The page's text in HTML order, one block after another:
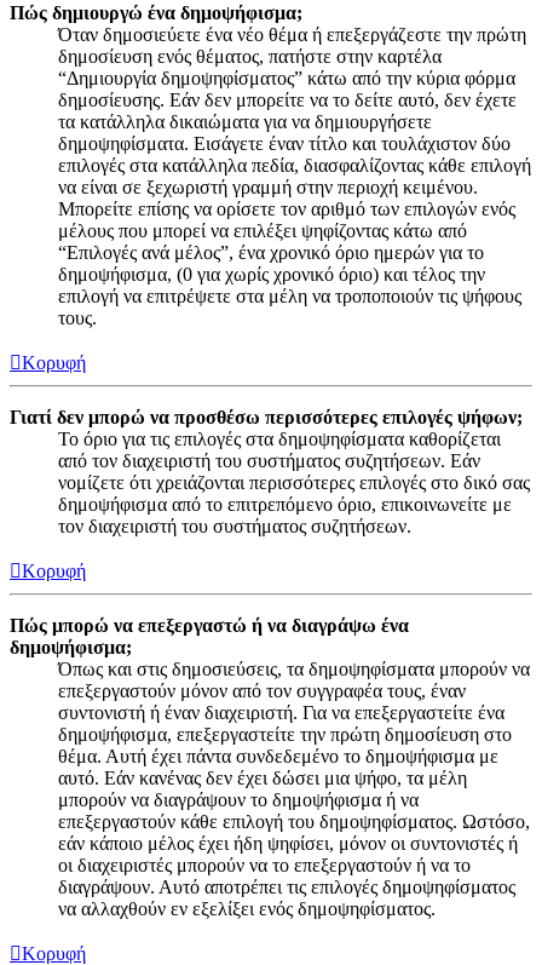
Πώς δημιουργώ ένα δημοψήφισμα;
Όταν δημοσιεύετε ένα νέο θέμα ή επεξεργάζεστε την πρώτη
δημοσίευση ενός θέματος, πατήστε στην καρτέλα
“Δημιουργία δημοψηφίσματος” κάτω από την κύρια φόρμα
δημοσίευσης. Εάν δεν μπορείτε να το δείτε αυτό, δεν έχετε
τα κατάλληλα δικαιώματα για να δημιουργήσετε
δημοψηφίσματα. Εισάγετε έναν τίτλο και τουλάχιστον δύο
επιλογές στα κατάλληλα πεδία, διασφαλίζοντας κάθε επιλογή
να είναι σε ξεχωριστή γραμμή στην περιοχή κειμένου.
Μπορείτε επίσης να ορίσετε τον αριθμό των επιλογών ενός
μέλους που μπορεί να επιλέξει ψηφίζοντας κάτω από
“Επιλογές ανά μέλος”, ένα χρονικό όριο ημερών για το
δημοψήφισμα, (0 για χωρίς χρονικό όριο) και τέλος την
επιλογή να επιτρέψετε στα μέλη να τροποποιούν τις ψήφους
τους.
Κορυφή
Γιατί δεν μπορώ να προσθέσω περισσότερες επιλογές ψήφων;
Το όριο για τις επιλογές στα δημοψηφίσματα καθορίζεται
από τον διαχειριστή του συστήματος συζητήσεων. Εάν
νομίζετε ότι χρειάζονται περισσότερες επιλογές στο δικό σας
δημοψήφισμα από το επιτρεπόμενο όριο, επικοινωνείτε με
τον διαχειριστή του συστήματος συζητήσεων.
Κορυφή
Πώς μπορώ να επεξεργαστώ ή να διαγράψω ένα
δημοψήφισμα;
Όπως και στις δημοσιεύσεις, τα δημοψηφίσματα μπορούν να
επεξεργαστούν μόνον από τον συγγραφέα τους, έναν
συντονιστή ή έναν διαχειριστή. Για να επεξεργαστείτε ένα
δημοψήφισμα, επεξεργαστείτε την πρώτη δημοσίευση στο
θέμα. Αυτή έχει πάντα συνδεδεμένο το δημοψήφισμα με
αυτό. Εάν κανένας δεν έχει δώσει μια ψήφο, τα μέλη
μπορούν να διαγράψουν το δημοψήφισμα ή να
επεξεργαστούν κάθε επιλογή του δημοψηφίσματος. Ωστόσο,
εάν κάποιο μέλος έχει ήδη ψηφίσει, μόνον οι συντονιστές ή
οι διαχειριστές μπορούν να το επεξεργαστούν ή να το
διαγράψουν. Αυτό αποτρέπει τις επιλογές δημοψηφίσματος
να αλλαχθούν εν εξελίξει ενός δημοψηφίσματος.
Κορυφή